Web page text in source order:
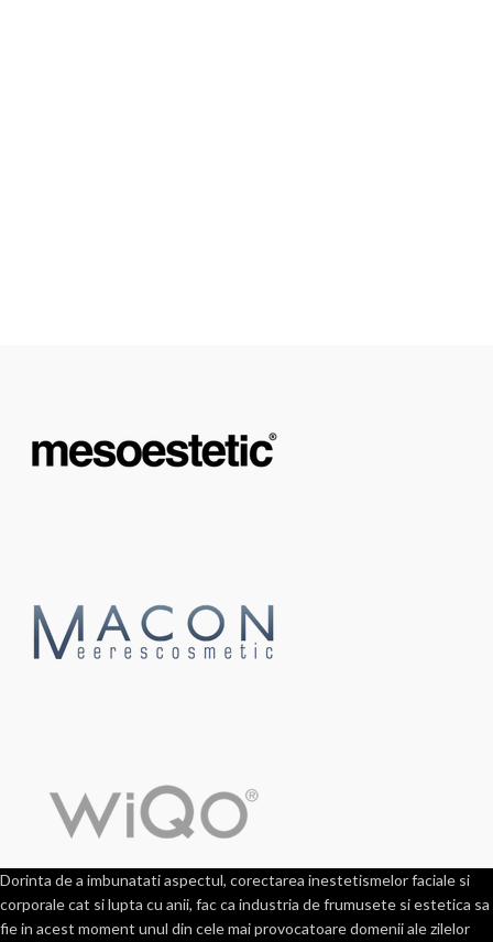
Dorinta de a imbunatati aspectul, corectarea inestetismelor faciale si
corporale cat si lupta cu anii, fac ca industria de frumusete si estetica sa
fie in acest moment unul din cele mai provocatoare domenii ale zilelor